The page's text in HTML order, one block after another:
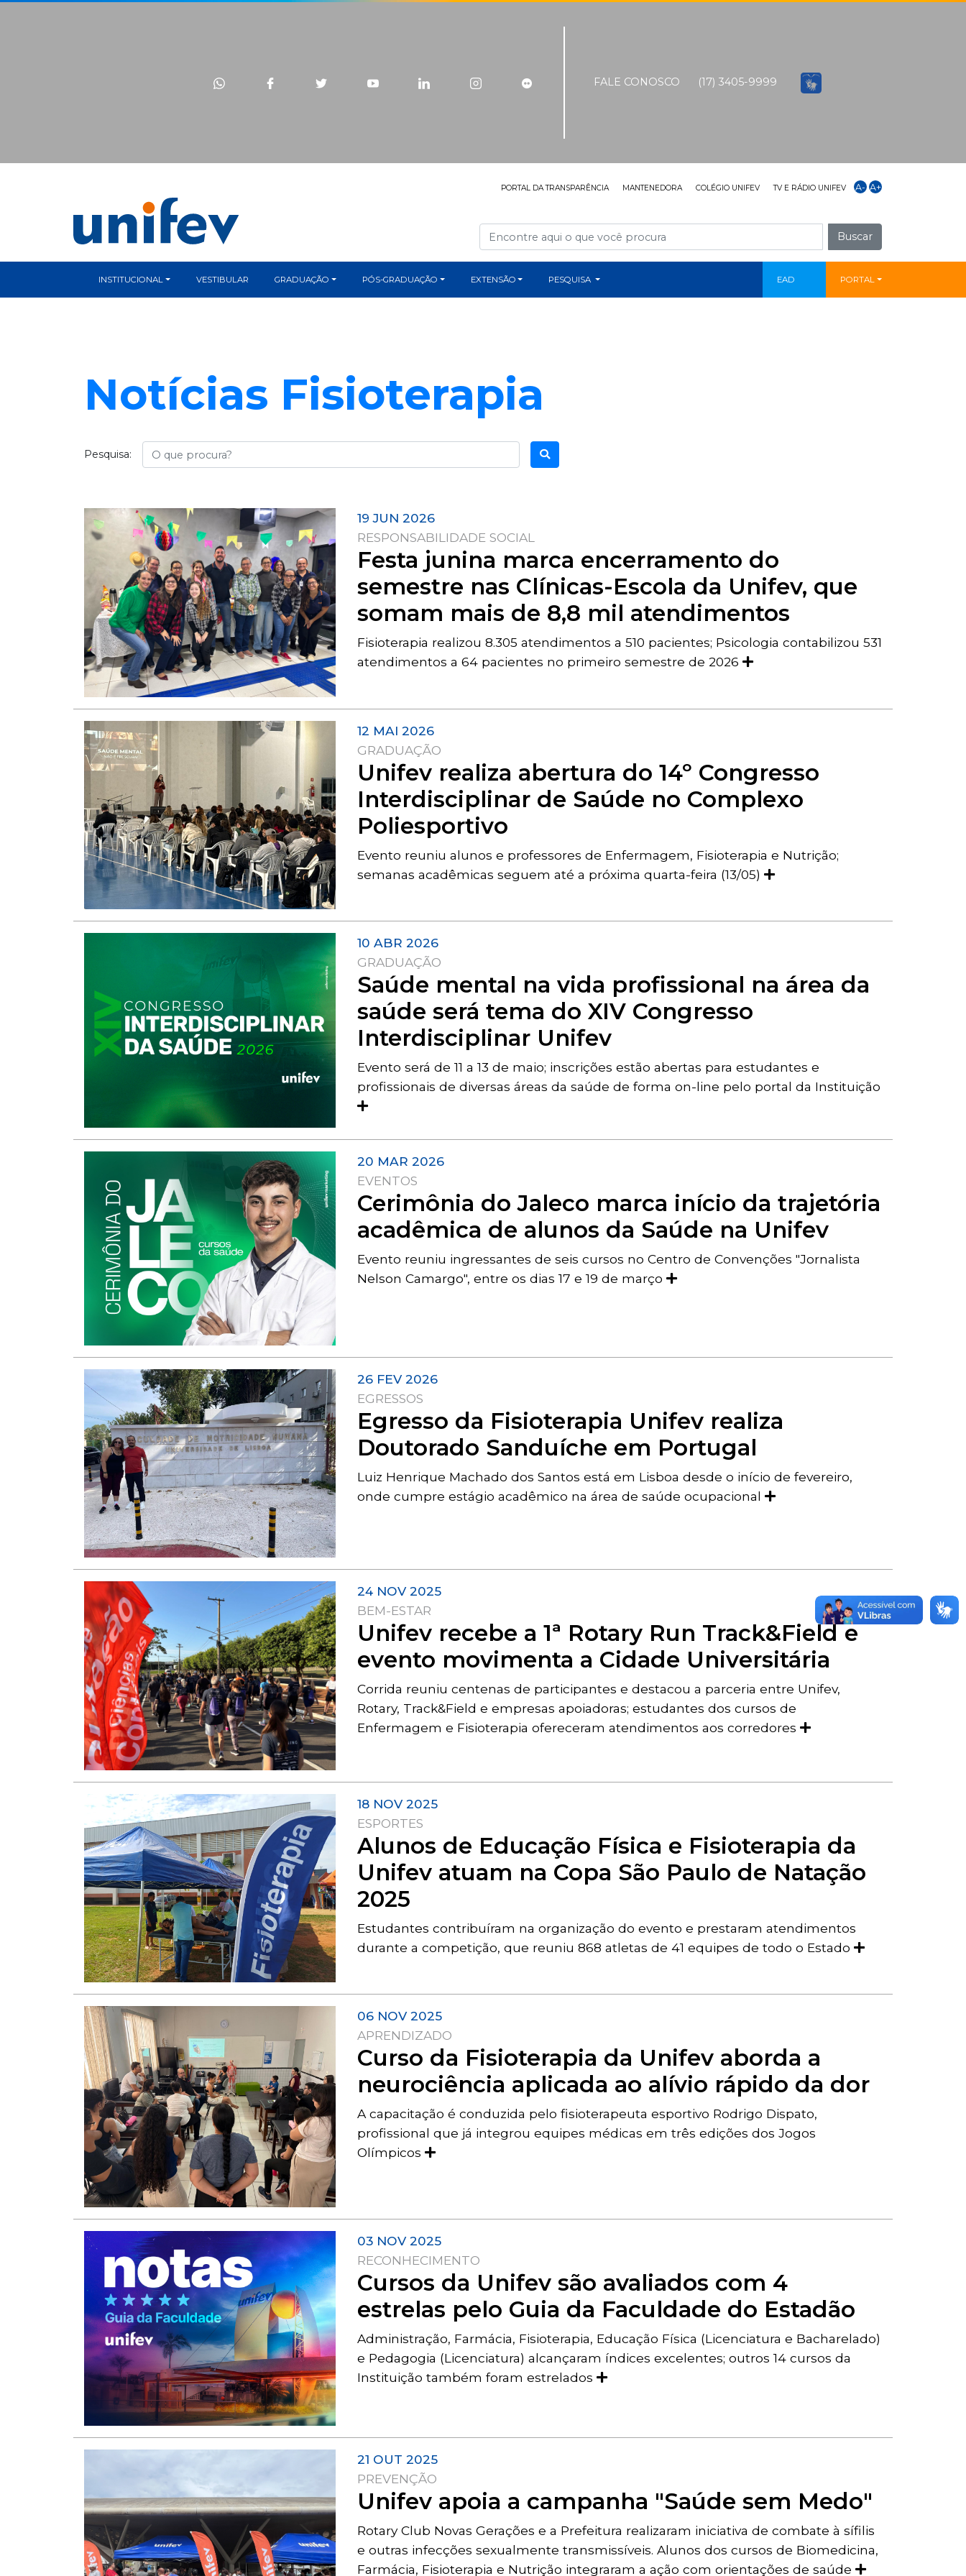
FALE CONOSCO (17) 3405-9999
PORTAL DA TRANSPARÊNCIA MANTENEDORA COLÉGIO UNIFEV TV E RÁDIO UNIFEV A- A+
Buscar
INSTITUCIONAL VESTIBULAR GRADUAÇÃO PÓS-GRADUAÇÃO EXTENSÃO PESQUISA EAD PORTAL
Notícias Fisioterapia
Pesquisa:Busca
19 JUN 2026
RESPONSABILIDADE SOCIAL
Festa junina marca encerramento do
semestre nas Clínicas-Escola da Unifev, que
somam mais de 8,8 mil atendimentos
Fisioterapia realizou 8.305 atendimentos a 510 pacientes; Psicologia contabilizou 531
atendimentos a 64 pacientes no primeiro semestre de 2026
12 MAI 2026
GRADUAÇÃO
Unifev realiza abertura do 14º Congresso
Interdisciplinar de Saúde no Complexo
Poliesportivo
Evento reuniu alunos e professores de Enfermagem, Fisioterapia e Nutrição;
semanas acadêmicas seguem até a próxima quarta-feira (13/05)
10 ABR 2026
GRADUAÇÃO
Saúde mental na vida profissional na área da
saúde será tema do XIV Congresso
Interdisciplinar Unifev
Evento será de 11 a 13 de maio; inscrições estão abertas para estudantes e
profissionais de diversas áreas da saúde de forma on-line pelo portal da Instituição
20 MAR 2026
EVENTOS
Cerimônia do Jaleco marca início da trajetória
acadêmica de alunos da Saúde na Unifev
Evento reuniu ingressantes de seis cursos no Centro de Convenções "Jornalista
Nelson Camargo", entre os dias 17 e 19 de março
26 FEV 2026
EGRESSOS
Egresso da Fisioterapia Unifev realiza
Doutorado Sanduíche em Portugal
Luiz Henrique Machado dos Santos está em Lisboa desde o início de fevereiro,
onde cumpre estágio acadêmico na área de saúde ocupacional
24 NOV 2025
BEM-ESTAR
Unifev recebe a 1ª Rotary Run Track&Field e
evento movimenta a Cidade Universitária
Corrida reuniu centenas de participantes e destacou a parceria entre Unifev,
Rotary, Track&Field e empresas apoiadoras; estudantes dos cursos de
Enfermagem e Fisioterapia ofereceram atendimentos aos corredores
18 NOV 2025
ESPORTES
Alunos de Educação Física e Fisioterapia da
Unifev atuam na Copa São Paulo de Natação
2025
Estudantes contribuíram na organização do evento e prestaram atendimentos
durante a competição, que reuniu 868 atletas de 41 equipes de todo o Estado
06 NOV 2025
APRENDIZADO
Curso da Fisioterapia da Unifev aborda a
neurociência aplicada ao alívio rápido da dor
A capacitação é conduzida pelo fisioterapeuta esportivo Rodrigo Dispato,
profissional que já integrou equipes médicas em três edições dos Jogos
Olímpicos
03 NOV 2025
RECONHECIMENTO
Cursos da Unifev são avaliados com 4
estrelas pelo Guia da Faculdade do Estadão
Administração, Farmácia, Fisioterapia, Educação Física (Licenciatura e Bacharelado)
e Pedagogia (Licenciatura) alcançaram índices excelentes; outros 14 cursos da
Instituição também foram estrelados
21 OUT 2025
PREVENÇÃO
Unifev apoia a campanha "Saúde sem Medo"
Rotary Club Novas Gerações e a Prefeitura realizaram iniciativa de combate à sífilis
e outras infecções sexualmente transmissíveis. Alunos dos cursos de Biomedicina,
Farmácia, Fisioterapia e Nutrição integraram a ação com orientações de saúde